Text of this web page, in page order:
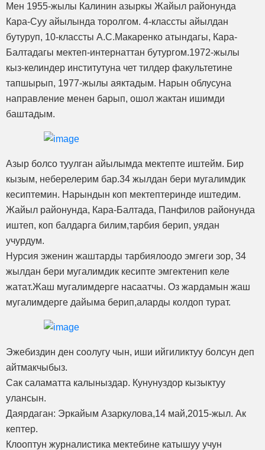
Мен 1955-жылы Калинин азыркы Жайыл районунда
Кара-Суу айылында торолгом. 4-классты айылдан
бутуруп, 10-классты А.С.Макаренко атындагы, Кара-
Балтадагы мектеп-интернаттан бутургом.1972-жылы
кыз-келиндер институтуна чет тилдер факультетине
тапшырып, 1977-жылы аяктадым. Нарын облусуна
направление менен барып, ошол жактан ишимди
баштадым.
Азыр болсо туулган айылымда мектепте иштейм. Бир
кызым, неберелерим бар.34 жылдан бери мугалимдик
кесиптемин. Нарындын коп мектептеринде иштедим.
Жайыл районунда, Кара-Балтада, Панфилов районунда
иштеп, коп балдарга билим,тарбия берип, уядан
учурдум.
Нурсия эженин жаштарды тарбиялоодо эмгеги зор, 34
жылдан бери мугалимдик кесипте эмгектенип келе
жатат.Жаш мугалимдерге насаатчы. Оз жардамын жаш
мугалимдерге дайыма берип,аларды колдоп турат.
Эжебиздин ден соолугу чын, иши ийгиликтуу болсун деп
айтмакчыбыз.
Сак саламатта калыныздар. Кунунуздор кызыктуу
улансын.
Даярдаган: Эркайым Азаркулова,14 май,2015-жыл. Ак
кептер.
Клооптун журналистика мектебине катышуу учун